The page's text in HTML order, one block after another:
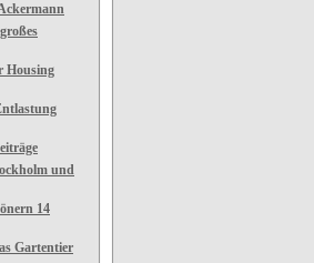
Housing
und
14
Gartentier